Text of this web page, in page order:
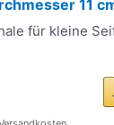
11
für kleine